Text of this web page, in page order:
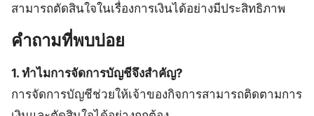
สามารถตัดสินใจในเรื่องการเงินได้อย่างมีประสิทธิภาพ
คำถามที่พบบ่อย
1. ทำไมการจัดการบัญชีจึงสำคัญ?
การจัดการบัญชีช่วยให้เจ้าของกิจการสามารถติดตามการ